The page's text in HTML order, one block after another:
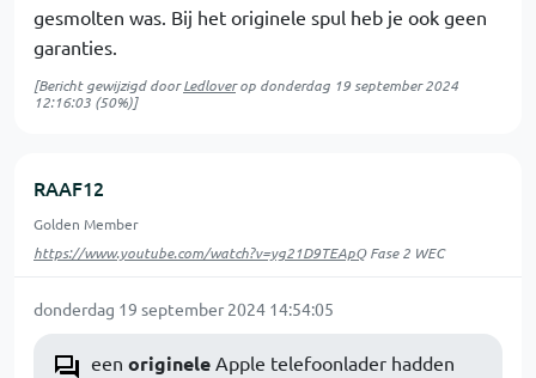
gesmolten was. Bij het originele spul heb je ook geen
garanties.
[Bericht gewijzigd doorLedloverop donderdag 19 september 2024
12:16:03 (50%)]
RAAF12
Golden Member
https://www.youtube.com/watch?v=yg21D9TEApQFase 2 WEC
donderdag 19 september 2024 14:54:05
een originele Apple telefoonlader hadden